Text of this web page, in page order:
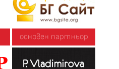
основен партньор